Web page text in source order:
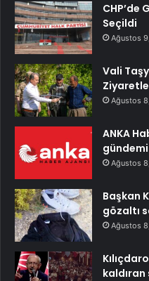
CHP’de
Seçildi
Ağustos
Vali
Ağustos
ANKA
gündemi
Ağustos
Başkan
gözaltı
Ağustos